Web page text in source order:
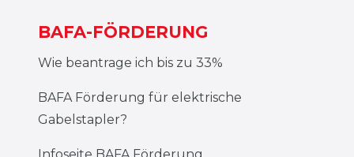
BAFA-FÖRDERUNG
Wie beantrage ich bis zu 33%
BAFA Förderung für elektrische
Gabelstapler?